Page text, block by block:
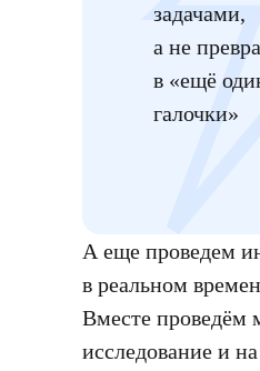
задачами,
а не
в «ещё
галочки»
А еще проведем
в реальном
Вместе проведём
исследование и